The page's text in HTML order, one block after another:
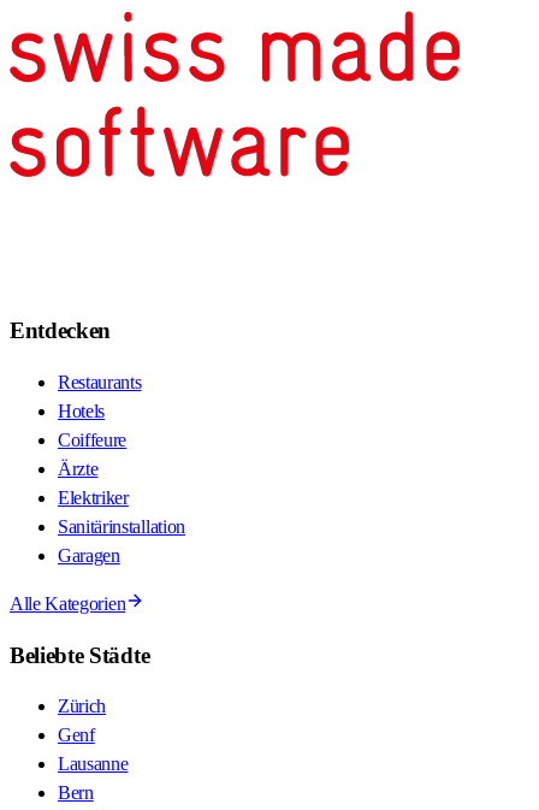
Entdecken
Restaurants
Hotels
Coiffeure
Ärzte
Elektriker
Sanitärinstallation
Garagen
Alle Kategorien
Beliebte Städte
Zürich
Genf
Lausanne
Bern